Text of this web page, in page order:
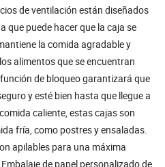
de ventilación están diseñados
que puede hacer que la caja se
la comida agradable y
alimentos que se encuentran
de bloqueo garantizará que
y esté bien hasta que llegue a
caliente, estas cajas son
fría, como postres y ensaladas.
apilables para una máxima
de papel personalizado de